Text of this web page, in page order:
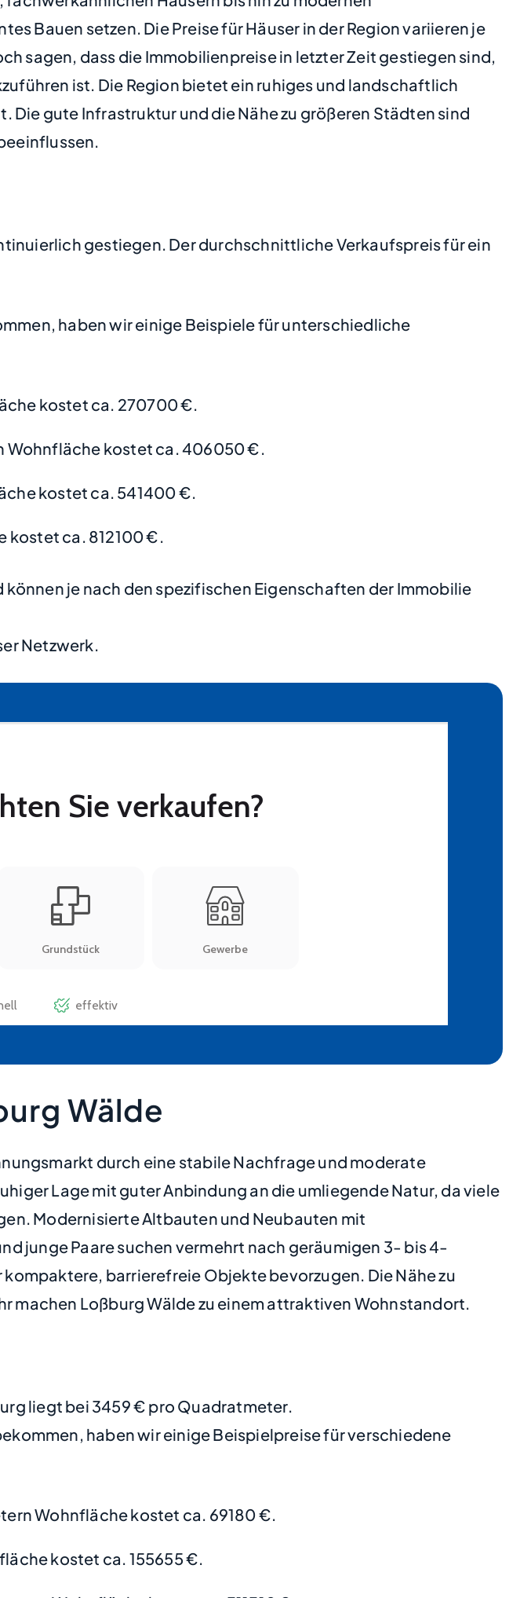
Bauen setzen. Die Preise für Häuser in der Region variieren je
sagen, dass die Immobilienpreise in letzter Zeit gestiegen sind,
ist. Die Region bietet ein ruhiges und landschaftlich
Die gute Infrastruktur und die Nähe zu größeren Städten sind
gestiegen. Der durchschnittliche Verkaufspreis für ein
haben wir einige Beispiele für unterschiedliche
kostet ca. 270700 €.
Wohnfläche kostet ca. 406050 €.
kostet ca. 541400 €.
kostet ca. 812100 €.
je nach den spezifischen Eigenschaften der Immobilie
Netzwerk.
Wälde
durch eine stabile Nachfrage und moderate
Lage mit guter Anbindung an die umliegende Natur, da viele
Modernisierte Altbauten und Neubauten mit
junge Paare suchen vermehrt nach geräumigen 3- bis 4-
barrierefreie Objekte bevorzugen. Die Nähe zu
machen Loßburg Wälde zu einem attraktiven Wohnstandort.
liegt bei 3459 € pro Quadratmeter.
haben wir einige Beispielpreise für verschiedene
Wohnfläche kostet ca. 69180 €.
kostet ca. 155655 €.